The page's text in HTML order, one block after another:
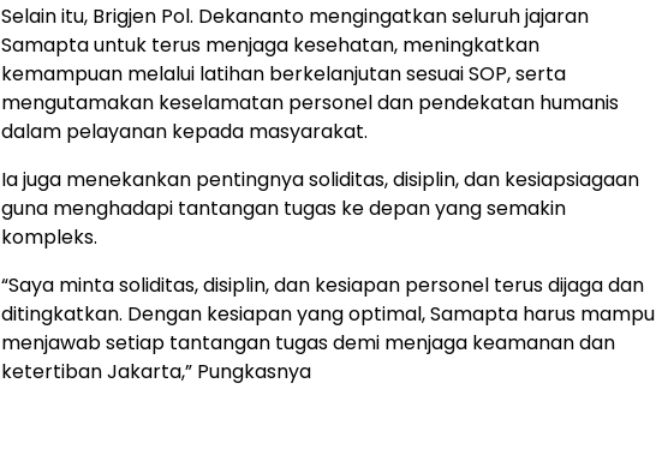
Selain itu, Brigjen Pol. Dekananto mengingatkan seluruh jajaran
Samapta untuk terus menjaga kesehatan, meningkatkan
kemampuan melalui latihan berkelanjutan sesuai SOP, serta
mengutamakan keselamatan personel dan pendekatan humanis
dalam pelayanan kepada masyarakat.
Ia juga menekankan pentingnya soliditas, disiplin, dan kesiapsiagaan
guna menghadapi tantangan tugas ke depan yang semakin
kompleks.
“Saya minta soliditas, disiplin, dan kesiapan personel terus dijaga dan
ditingkatkan. Dengan kesiapan yang optimal, Samapta harus mampu
menjawab setiap tantangan tugas demi menjaga keamanan dan
ketertiban Jakarta,” Pungkasnya